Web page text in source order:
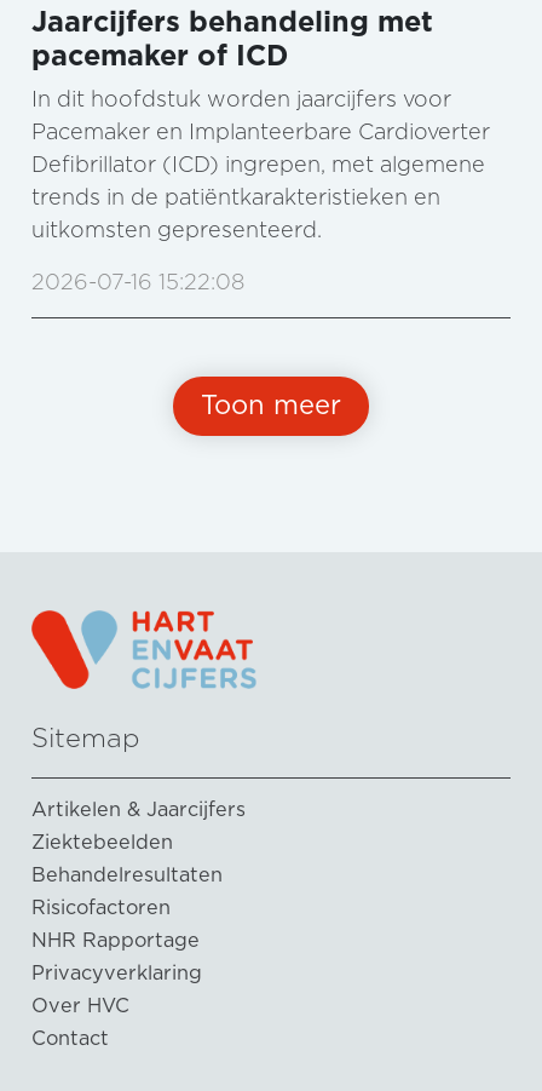
Jaarcijfers behandeling met
pacemaker of ICD
In dit hoofdstuk worden jaarcijfers voor
Pacemaker en Implanteerbare Cardioverter
Defibrillator (ICD) ingrepen, met algemene
trends in de patiëntkarakteristieken en
uitkomsten gepresenteerd.
2026-07-16 15:22:08
Toon meer
Sitemap
Artikelen & Jaarcijfers
Ziektebeelden
Behandelresultaten
Risicofactoren
NHR Rapportage
Privacyverklaring
Over HVC
Contact